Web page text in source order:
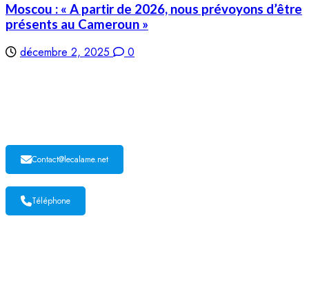
Moscou : « A partir de 2026, nous prévoyons d’être
présents au Cameroun »
décembre 2, 2025 0
Contact@lecalame.net
Téléphone